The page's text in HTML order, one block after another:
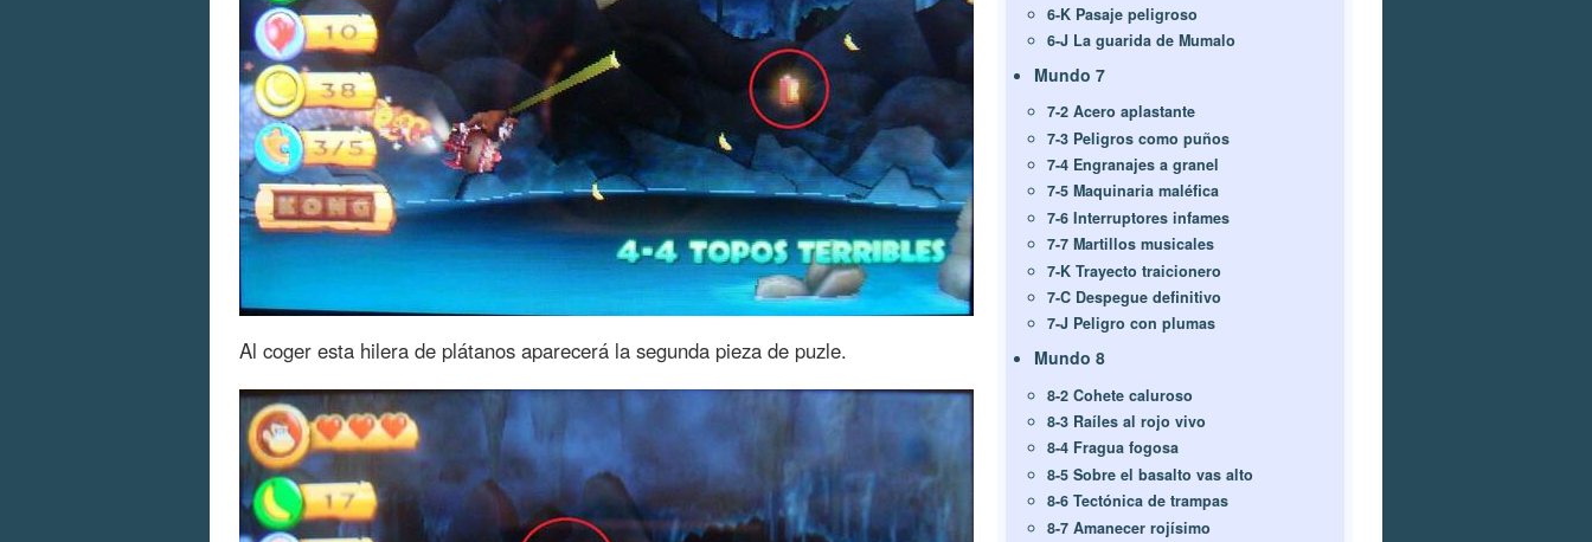
Al coger esta hilera de plátanos aparecerá la segunda pieza de puzle.
6-K Pasaje peligroso
6-J La guarida de Mumalo
Mundo 7
7-2 Acero aplastante
7-3 Peligros como puños
7-4 Engranajes a granel
7-5 Maquinaria maléfica
7-6 Interruptores infames
7-7 Martillos musicales
7-K Trayecto traicionero
7-C Despegue definitivo
7-J Peligro con plumas
Mundo 8
8-2 Cohete caluroso
8-3 Raíles al rojo vivo
8-4 Fragua fogosa
8-5 Sobre el basalto vas alto
8-6 Tectónica de trampas
8-7 Amanecer rojísimo